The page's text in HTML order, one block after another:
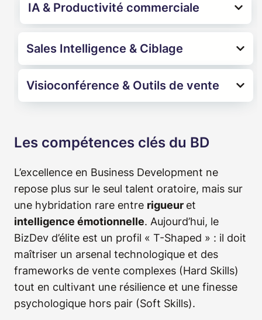
IA & Productivité commerciale
Sales Intelligence & Ciblage
Visioconférence & Outils de vente
Les compétences clés du BD
L’excellence en Business Development ne
repose plus sur le seul talent oratoire, mais sur
une hybridation rare entre rigueur et
intelligence émotionnelle. Aujourd’hui, le
BizDev d’élite est un profil « T-Shaped » : il doit
maîtriser un arsenal technologique et des
frameworks de vente complexes (Hard Skills)
tout en cultivant une résilience et une finesse
psychologique hors pair (Soft Skills).